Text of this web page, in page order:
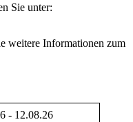
Sie unter:
weitere Informationen zum
- 12.08.26